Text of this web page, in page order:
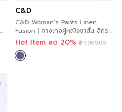
C&D
C&D Woman’s Pants Linen
Fusion | กางเกงผู้หญิงขาสั้น สีกรม
C9ZHNV
Hot Item ลด 20% ฿1,900.00